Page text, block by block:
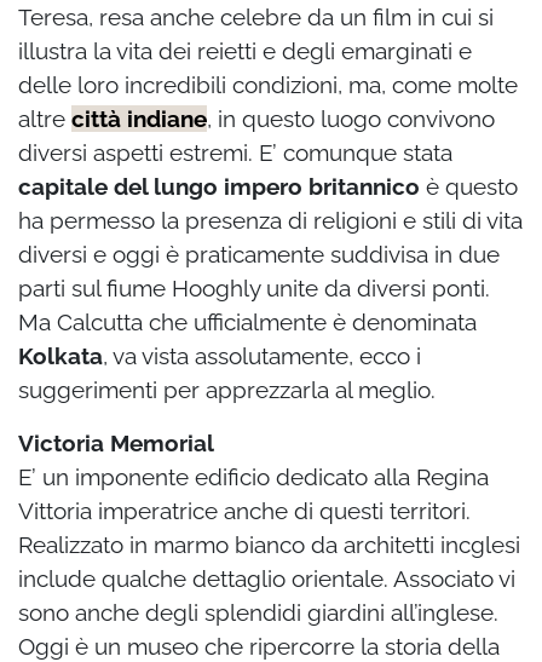
Teresa, resa anche celebre da un film in cui si
illustra la vita dei reietti e degli emarginati e
delle loro incredibili condizioni, ma, come molte
altre città indiane, in questo luogo convivono
diversi aspetti estremi. E’ comunque stata
capitale del lungo impero britannico è questo
ha permesso la presenza di religioni e stili di vita
diversi e oggi è praticamente suddivisa in due
parti sul fiume Hooghly unite da diversi ponti.
Ma Calcutta che ufficialmente è denominata
Kolkata, va vista assolutamente, ecco i
suggerimenti per apprezzarla al meglio.
Victoria Memorial
E’ un imponente edificio dedicato alla Regina
Vittoria imperatrice anche di questi territori.
Realizzato in marmo bianco da architetti incglesi
include qualche dettaglio orientale. Associato vi
sono anche degli splendidi giardini all’inglese.
Oggi è un museo che ripercorre la storia della